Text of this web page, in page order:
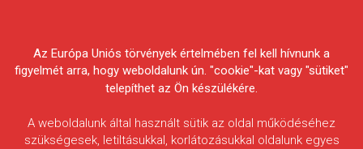
Egyesületek Szövetsége
Az Európa Uniós törvények értelmében fel kell hívnunk a
figyelmét arra, hogy weboldalunk ún. "cookie"-kat vagy "sütiket"
telepíthet az Ön készülékére.
A weboldalunk által használt sütik az oldal működéséhez
szükségesek, letiltásukkal, korlátozásukkal oldalunk egyes